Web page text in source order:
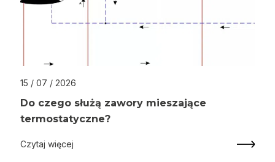
15 / 07 / 2026
Do czego służą zawory mieszające
termostatyczne?
Czytaj więcej